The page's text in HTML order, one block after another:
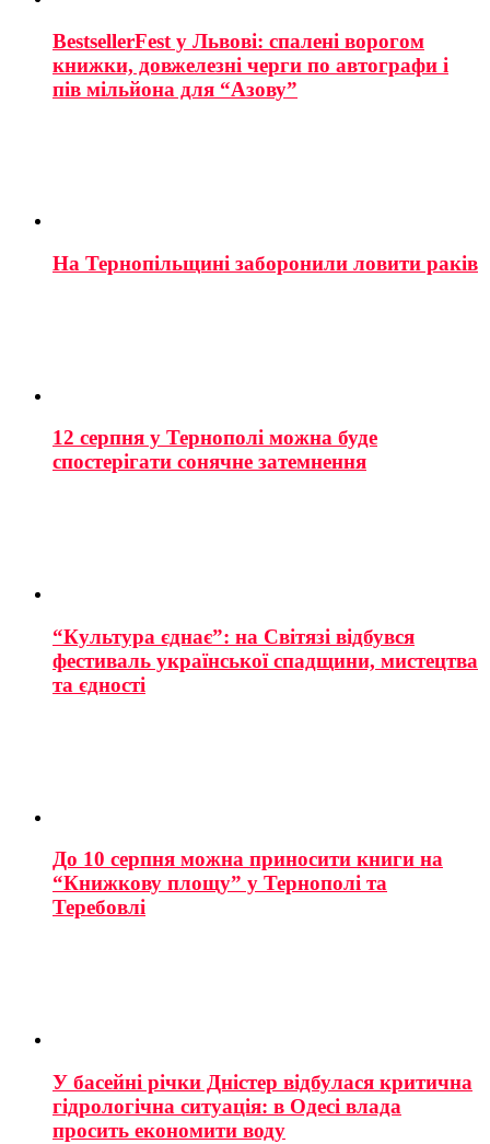
BestsellerFest у Львові: спалені ворогом
книжки, довжелезні черги по автографи і
пів мільйона для “Азову”
На Тернопільщині заборонили ловити раків
12 серпня у Тернополі можна буде
спостерігати сонячне затемнення
“Культура єднає”: на Світязі відбувся
фестиваль української спадщини, мистецтва
та єдності
До 10 серпня можна приносити книги на
“Книжкову площу” у Тернополі та
Теребовлі
У басейні річки Дністер відбулася критична
гідрологічна ситуація: в Одесі влада
просить економити воду